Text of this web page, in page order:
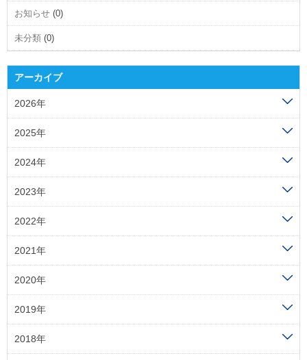
お知らせ (0)
未分類 (0)
アーカイブ
2026年
2025年
2024年
2023年
2022年
2021年
2020年
2019年
2018年